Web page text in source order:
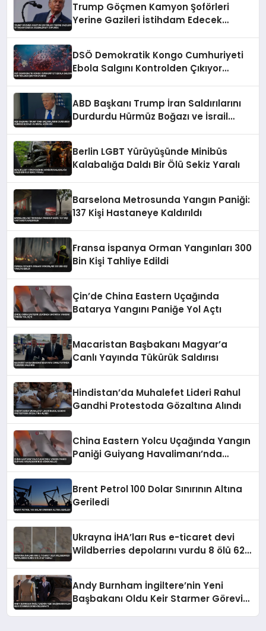
Trump Göçmen Kamyon Şoförleri
Yerine Gazileri İstihdam Edecek
DSÖ Demokratik Kongo Cumhuriyeti
Ebola Salgını Kontrolden Çıkıyor
ABD Başkanı Trump İran Saldırılarını
Durdurdu Hürmüz Boğazı ve İsrail
Berlin LGBT Yürüyüşünde Minibüs
Kalabalığa Daldı Bir Ölü Sekiz Yaralı
Barselona Metrosunda Yangın Paniği:
137 Kişi Hastaneye Kaldırıldı
Fransa İspanya Orman Yangınları 300
Bin Kişi Tahliye Edildi
Çin’de China Eastern Uçağında
Batarya Yangını Paniğe Yol Açtı
Macaristan Başbakanı Magyar’a
Canlı Yayında Tükürük Saldırısı
Hindistan’da Muhalefet Lideri Rahul
Gandhi Protestoda Gözaltına Alındı
China Eastern Yolcu Uçağında Yangın
Paniği Guiyang Havalimanı’nda
Brent Petrol 100 Dolar Sınırının Altına
Geriledi
Ukrayna İHA’ları Rus e-ticaret devi
Wildberries depolarını vurdu 8 ölü 62
Andy Burnham İngiltere’nin Yeni
Başbakanı Oldu Keir Starmer Görevini